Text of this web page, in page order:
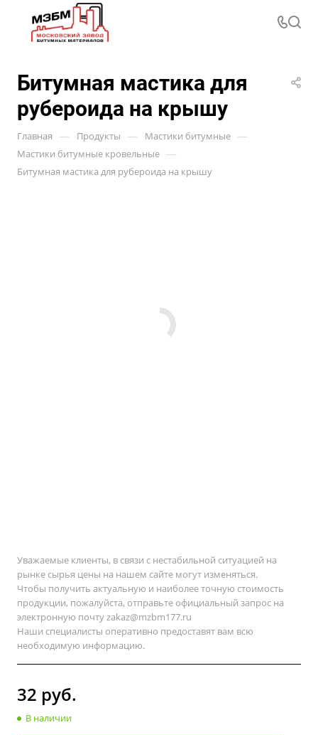
Битумная мастика для
рубероида на крышу
Главная — Продукты — Мастики битумные —
Мастики битумные кровельные —
Битумная мастика для рубероида на крышу
Уважаемые клиенты, в связи с нестабильной ситуацией на
рынке сырья цены на нашем сайте могут изменяться.
Чтобы получить актуальную и наиболее точную стоимость
продукции, пожалуйста, отправьте официальный запрос на
электронную почтуzakaz@mzbm177.ru
Наши специалисты оперативно предоставят вам всю
необходимую информацию.
32 руб.
В наличии